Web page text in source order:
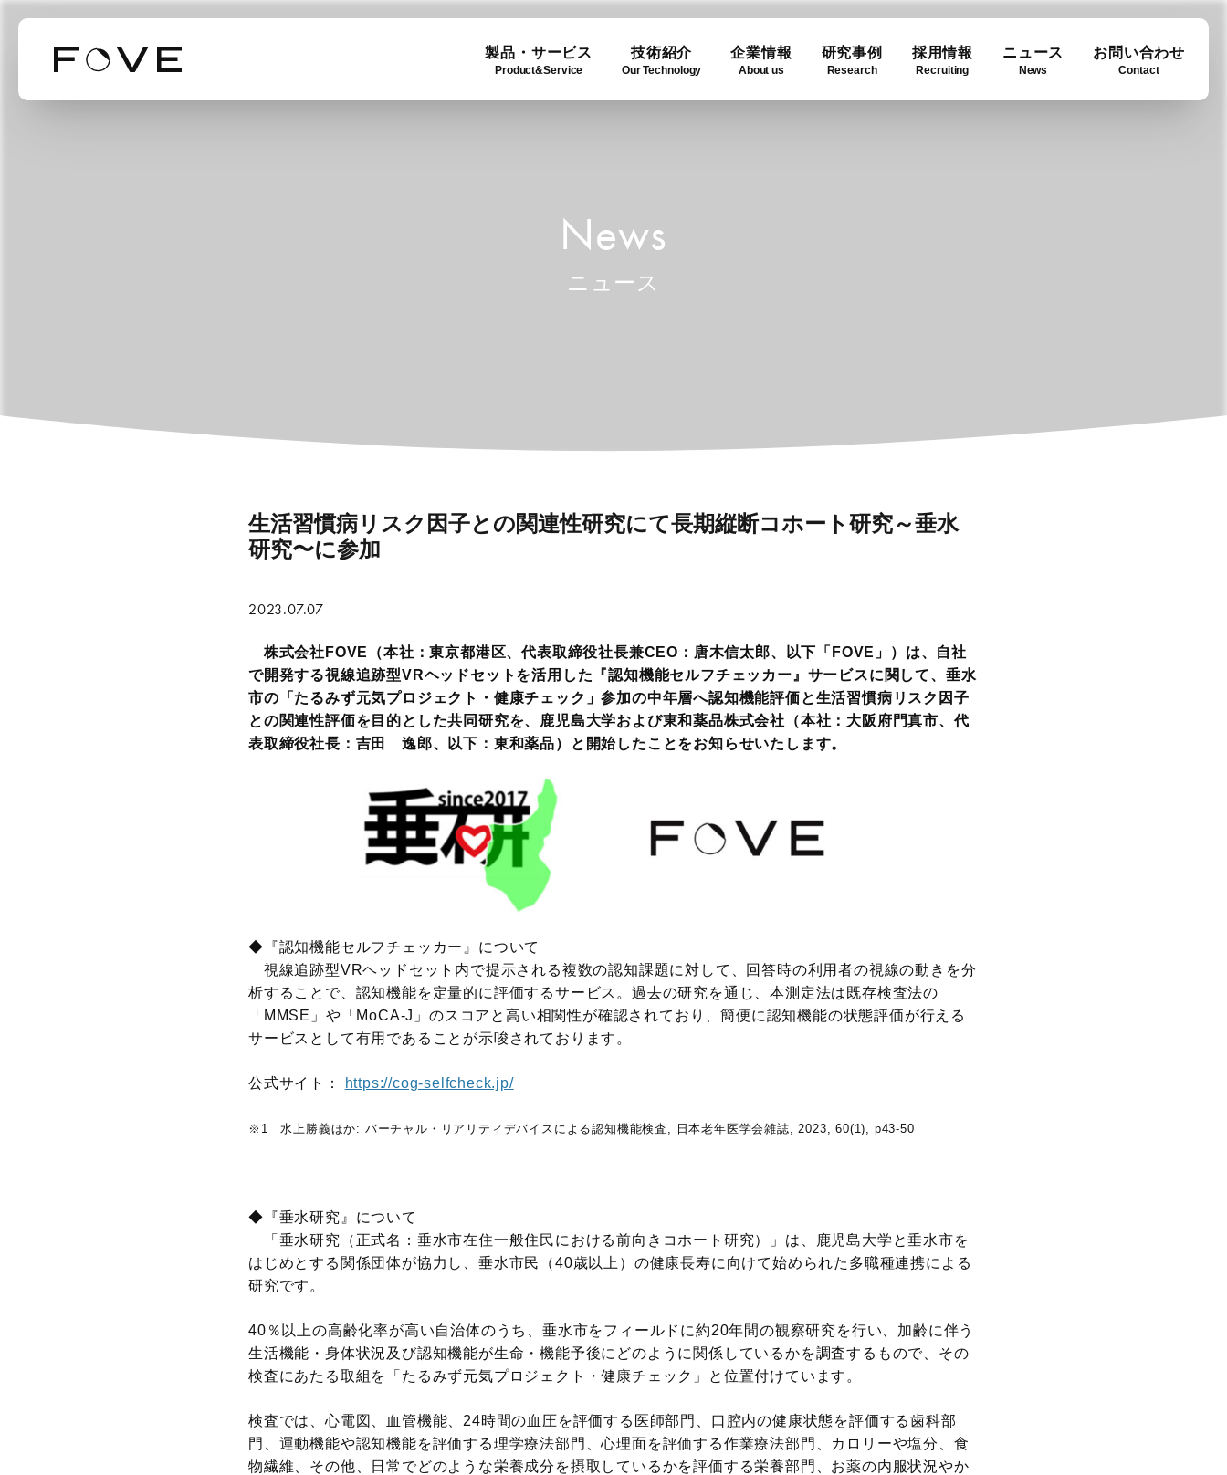
製品・サービス
Product&Service
技術紹介
Our Technology
企業情報
About us
研究事例
Research
採用情報
Recruiting
ニュース
News
お問い合わせ
Contact
Product Lineup Downloads
News
ニュース
生活習慣病リスク因子との関連性研究にて長期縦断コホート研究～垂水
研究〜に参加
2023.07.07
株式会社FOVE（本社：東京都港区、代表取締役社長兼CEO：唐木信太郎、以下「FOVE」）は、自社
で開発する視線追跡型VRヘッドセットを活用した『認知機能セルフチェッカー』サービスに関して、垂水
市の「たるみず元気プロジェクト・健康チェック」参加の中年層へ認知機能評価と生活習慣病リスク因子
との関連性評価を目的とした共同研究を、鹿児島大学および東和薬品株式会社（本社：大阪府門真市、代
表取締役社長：吉田 逸郎、以下：東和薬品）と開始したことをお知らせいたします。
◆『認知機能セルフチェッカー』について
視線追跡型VRヘッドセット内で提示される複数の認知課題に対して、回答時の利用者の視線の動きを分
析することで、認知機能を定量的に評価するサービス。過去の研究を通じ、本測定法は既存検査法の
「MMSE」や「MoCA-J」のスコアと高い相関性が確認されており、簡便に認知機能の状態評価が行える
サービスとして有用であることが示唆されております。
公式サイト： https://cog-selfcheck.jp/
※1 水上勝義ほか: バーチャル・リアリティデバイスによる認知機能検査, 日本老年医学会雑誌, 2023, 60(1), p43-50
◆『垂水研究』について
「垂水研究（正式名：垂水市在住一般住民における前向きコホート研究）」は、鹿児島大学と垂水市を
はじめとする関係団体が協力し、垂水市民（40歳以上）の健康長寿に向けて始められた多職種連携による
研究です。
40％以上の高齢化率が高い自治体のうち、垂水市をフィールドに約20年間の観察研究を行い、加齢に伴う
生活機能・身体状況及び認知機能が生命・機能予後にどのように関係しているかを調査するもので、その
検査にあたる取組を「たるみず元気プロジェクト・健康チェック」と位置付けています。
検査では、心電図、血管機能、24時間の血圧を評価する医師部門、口腔内の健康状態を評価する歯科部
門、運動機能や認知機能を評価する理学療法部門、心理面を評価する作業療法部門、カロリーや塩分、食
物繊維、その他、日常でどのような栄養成分を摂取しているかを評価する栄養部門、お薬の内服状況やか